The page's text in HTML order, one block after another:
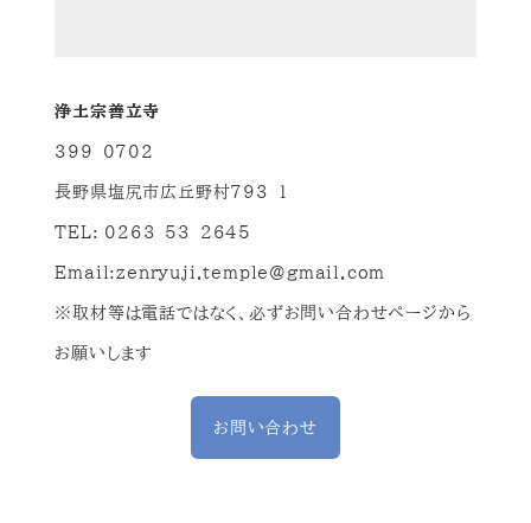
浄土宗善立寺
399-0702
長野県塩尻市広丘野村793-1
TEL: 0263-53-2645
Email:zenryuji.temple@gmail.com
※取材等は電話ではなく、必ずお問い合わせページから
お願いします
お問い合わせ